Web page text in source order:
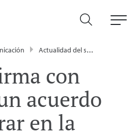
Actualidad del sector energético - Enagás
con
acuerdo
en la